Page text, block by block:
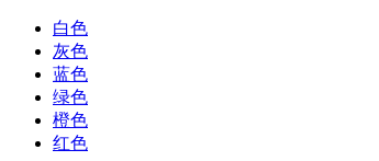
白色
灰色
蓝色
绿色
橙色
红色